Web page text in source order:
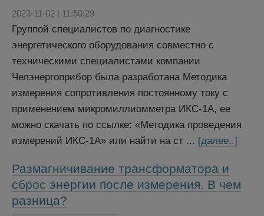
2023-11-02 | 11:50:29
Группой специалистов по диагностике
энергетического оборудования совместно с
техническими специалистами компании
Челэнергоприбор была разработана Методика
измерения сопротивления постоянному току с
применением микромиллиомметра ИКС-1А, ее
можно скачать по ссылке: «Методика проведения
измерений ИКС-1А» или найти на ст ... [далее..]
Размагничивание трансформатора и
сброс энергии после измерения. В чем
разница?